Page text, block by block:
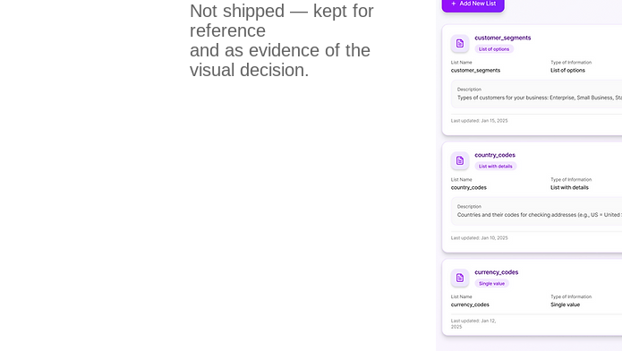
Not shipped — kept for
reference
and as evidence of the
visual decision.